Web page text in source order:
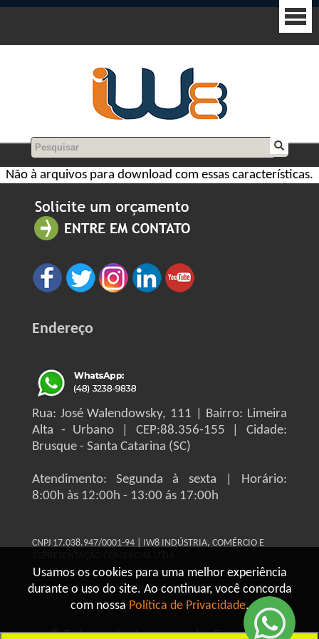
Usamos os cookies para uma melhor experiência
durante o uso do site. Ao continuar, você concorda
com nossa Política de Privacidade.
Não à arquivos para download com essas características.
Endereço
Rua: José Walendowsky, 111 | Bairro: Limeira
Alta - Urbano | CEP:88.356-155 | Cidade:
Brusque - Santa Catarina (SC)
Atendimento: Segunda à sexta | Horário:
8:00h às 12:00h - 13:00 ás 17:00h
CNPJ 17.038.947/0001-94 | IW8 INDÚSTRIA, COMÉRCIO E
© Todos os direitos reservados Grupo IW8